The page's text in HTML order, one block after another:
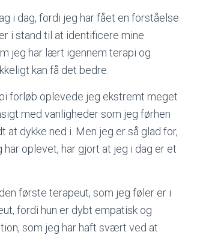
i dag, fordi jeg har fået en forståelse
i stand til at identificere mine
jeg har lært igennem terapi og
kan få det bedre.
forløb oplevede jeg ekstremt meget
med vanligheder som jeg førhen
dykke ned i. Men jeg er så glad for,
oplevet, har gjort at jeg i dag er et
første terapeut, som jeg føler er i
fordi hun er dybt empatisk og
som jeg har haft svært ved at